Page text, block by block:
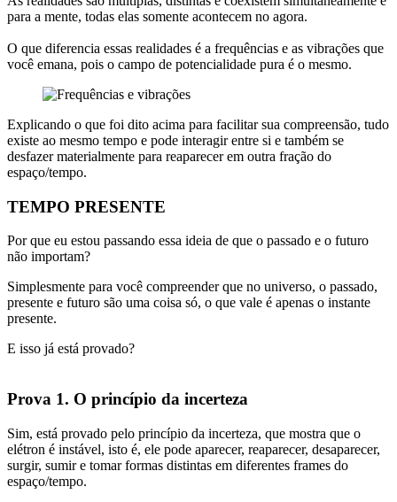
para a mente, todas elas somente acontecem no agora.
O que diferencia essas realidades é a frequências e as vibrações que
você emana, pois o campo de potencialidade pura é o mesmo.
Explicando o que foi dito acima para facilitar sua compreensão, tudo
existe ao mesmo tempo e pode interagir entre si e também se
desfazer materialmente para reaparecer em outra fração do
espaço/tempo.
TEMPO PRESENTE
Por que eu estou passando essa ideia de que o passado e o futuro
não importam?
Simplesmente para você compreender que no universo, o passado,
presente e futuro são uma coisa só, o que vale é apenas o instante
presente.
E isso já está provado?
Prova 1. O princípio da incerteza
Sim, está provado pelo princípio da incerteza, que mostra que o
elétron é instável, isto é, ele pode aparecer, reaparecer, desaparecer,
surgir, sumir e tomar formas distintas em diferentes frames do
espaço/tempo.